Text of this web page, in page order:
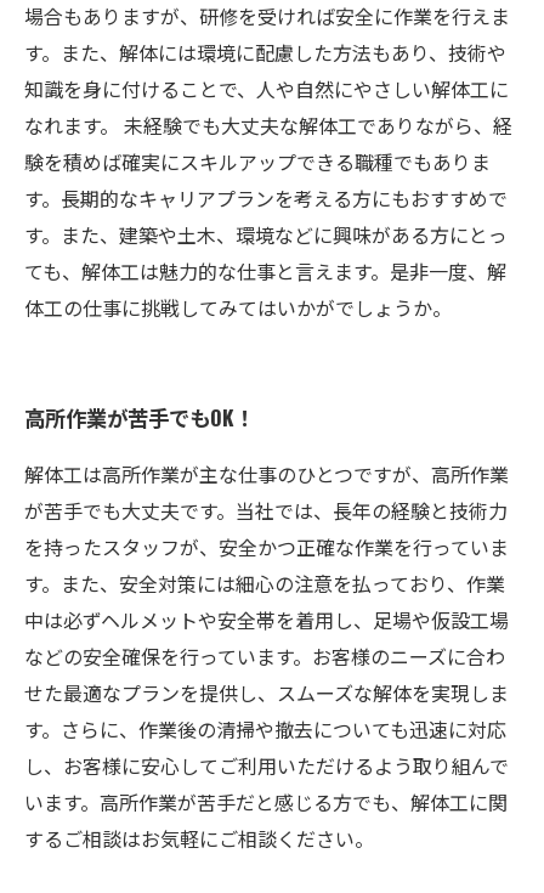
場合もありますが、研修を受ければ安全に作業を行えま
す。また、解体には環境に配慮した方法もあり、技術や
知識を身に付けることで、人や自然にやさしい解体工に
なれます。 未経験でも大丈夫な解体工でありながら、経
験を積めば確実にスキルアップできる職種でもありま
す。長期的なキャリアプランを考える方にもおすすめで
す。また、建築や土木、環境などに興味がある方にとっ
ても、解体工は魅力的な仕事と言えます。是非一度、解
体工の仕事に挑戦してみてはいかがでしょうか。
高所作業が苦手でもOK！
解体工は高所作業が主な仕事のひとつですが、高所作業
が苦手でも大丈夫です。当社では、長年の経験と技術力
を持ったスタッフが、安全かつ正確な作業を行っていま
す。また、安全対策には細心の注意を払っており、作業
中は必ずヘルメットや安全帯を着用し、足場や仮設工場
などの安全確保を行っています。お客様のニーズに合わ
せた最適なプランを提供し、スムーズな解体を実現しま
す。さらに、作業後の清掃や撤去についても迅速に対応
し、お客様に安心してご利用いただけるよう取り組んで
います。高所作業が苦手だと感じる方でも、解体工に関
するご相談はお気軽にご相談ください。